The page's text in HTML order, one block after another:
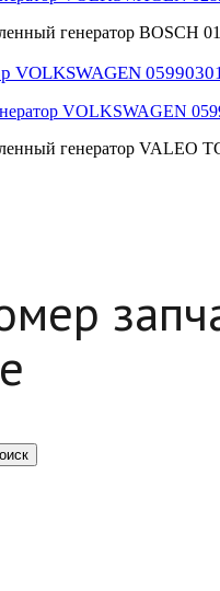
генератор
VOLKSWAGEN
генератор